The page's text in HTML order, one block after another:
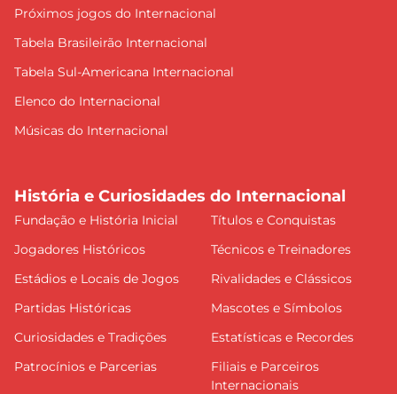
Próximos jogos do Internacional
Tabela Brasileirão Internacional
Tabela Sul-Americana Internacional
Elenco do Internacional
Músicas do Internacional
História e Curiosidades do Internacional
Fundação e História Inicial
Títulos e Conquistas
Jogadores Históricos
Técnicos e Treinadores
Estádios e Locais de Jogos
Rivalidades e Clássicos
Partidas Históricas
Mascotes e Símbolos
Curiosidades e Tradições
Estatísticas e Recordes
Patrocínios e Parcerias
Filiais e Parceiros
Internacionais